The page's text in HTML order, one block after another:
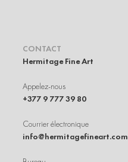
CONTACT
Hermitage Fine Art
Appelez-nous
+377 9 777 39 80
Courrier électronique
info@hermitagefineart.com